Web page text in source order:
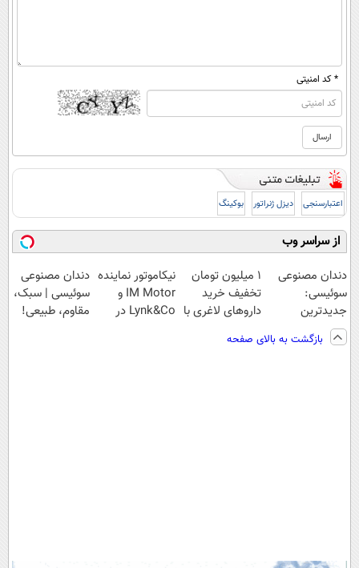
* کد امنیتی
اعتبارسنجی دیزل ژنراتور بوکینگ
از سراسر وب
دندان مصنوعی
سوئیسی:
جدیدترین
فناوری اروپا،
سبک و مقاوم |
1 میلیون تومان
تخفیف خرید
داروهای لاغری با
داروخانه و پک
نیکاموتور نماینده
IM Motor و
Lynk&Co در
دندان مصنوعی
سوئیسی | سبک،
مقاوم، طبیعی!
بازگشت به بالای صفحه